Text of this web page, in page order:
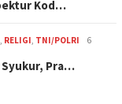
Kod…
, RELIGI, TNI/POLRI
6
Syukur, Pra…